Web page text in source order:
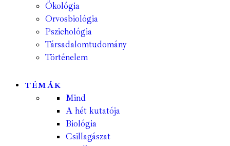
Ökológia
Orvosbiológia
Pszichológia
Társadalomtudomány
Történelem
TÉMÁK
Mind
A hét kutatója
Biológia
Csillagászat